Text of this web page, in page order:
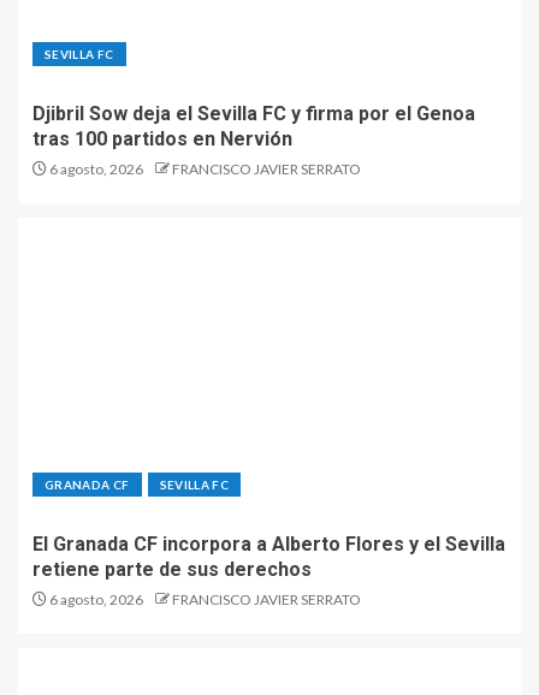
SEVILLA FC
Djibril Sow deja el Sevilla FC y firma por el Genoa
tras 100 partidos en Nervión
6 agosto, 2026 FRANCISCO JAVIER SERRATO
GRANADA CF SEVILLA FC
El Granada CF incorpora a Alberto Flores y el Sevilla
retiene parte de sus derechos
6 agosto, 2026 FRANCISCO JAVIER SERRATO